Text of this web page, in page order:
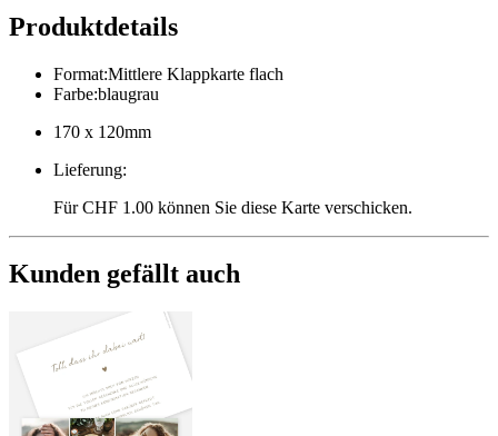
Produktdetails
Format:Mittlere Klappkarte flach
Farbe:blaugrau
170 x 120mm
Lieferung:
Für CHF 1.00 können Sie diese Karte verschicken.
Kunden gefällt auch